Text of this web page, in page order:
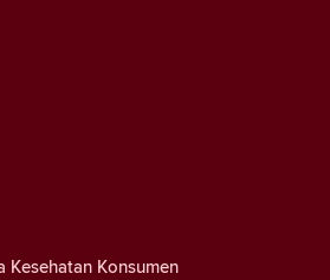
Kesehatan Konsumen